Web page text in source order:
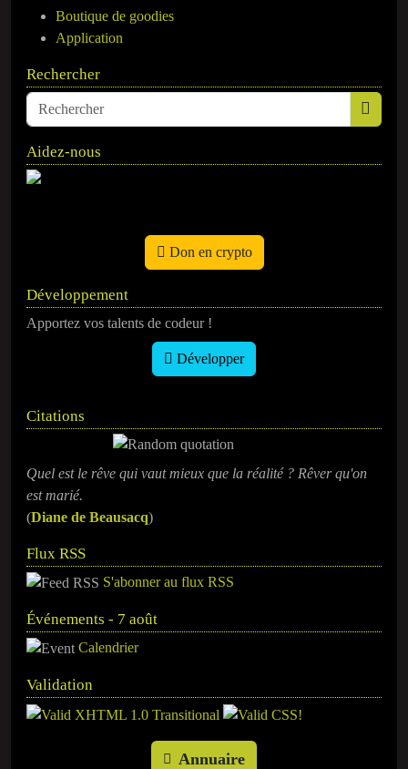
Boutique de goodies
Application
Rechercher
Aidez-nous
Don en crypto
Développement
Apportez vos talents de codeur !
Développer
Citations
Quel est le rêve qui vaut mieux que la réalité ? Rêver qu'on
est marié.
(Diane de Beausacq)
Flux RSS
S'abonner au flux RSS
Événements - 7 août
Calendrier
Validation
Annuaire